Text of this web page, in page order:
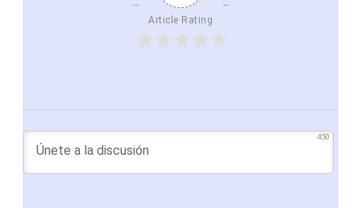
Article Rating
450